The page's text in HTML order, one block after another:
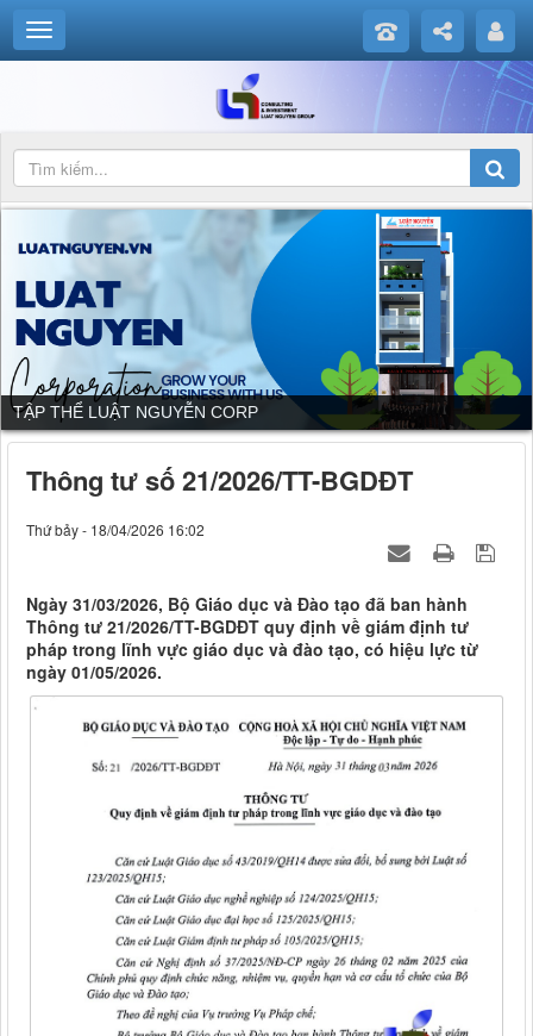
DỊCH VỤ CỦA LUẬT NGUYỄN CORP
Thông tư số 21/2026/TT-BGDĐT
Thứ bảy - 18/04/2026 16:02
Ngày 31/03/2026, Bộ Giáo dục và Đào tạo đã ban hành
Thông tư 21/2026/TT-BGDĐT quy định về giám định tư
pháp trong lĩnh vực giáo dục và đào tạo, có hiệu lực từ
ngày 01/05/2026.